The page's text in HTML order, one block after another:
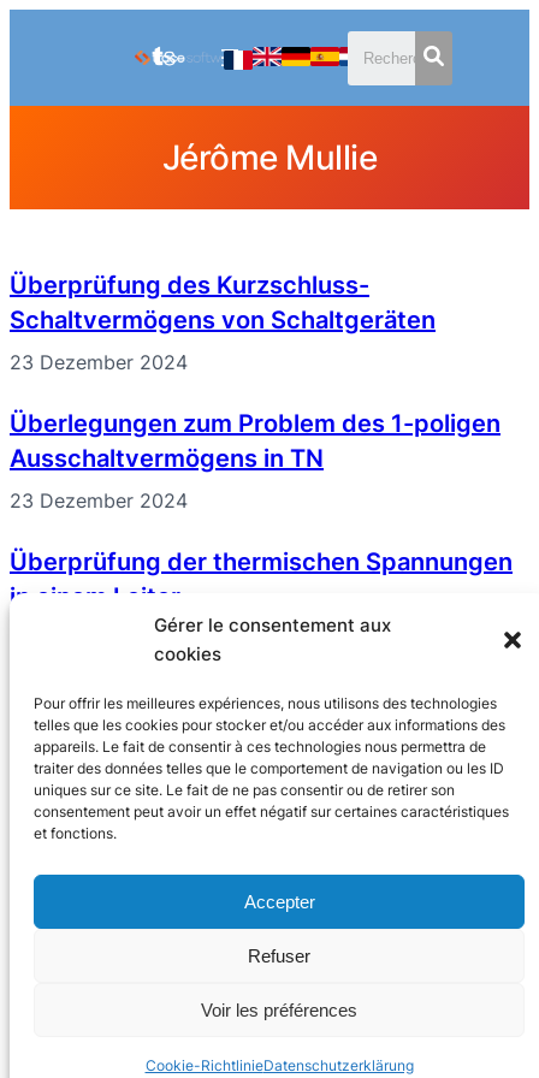
Gérer le consentement aux
cookies
Pour offrir les meilleures expériences, nous utilisons des technologies
telles que les cookies pour stocker et/ou accéder aux informations des
appareils. Le fait de consentir à ces technologies nous permettra de
traiter des données telles que le comportement de navigation ou les ID
uniques sur ce site. Le fait de ne pas consentir ou de retirer son
consentement peut avoir un effet négatif sur certaines caractéristiques
et fonctions.
Accepter
Refuser
Voir les préférences
Cookie-RichtlinieDatenschutzerklärung
Jérôme Mullie
Überprüfung des Kurzschluss-
Schaltvermögens von Schaltgeräten
23 Dezember 2024
Überlegungen zum Problem des 1-poligen
Ausschaltvermögens in TN
23 Dezember 2024
Überprüfung der thermischen Spannungen
in einem Leiter
23 Dezember 2024
2024 Trace Software International